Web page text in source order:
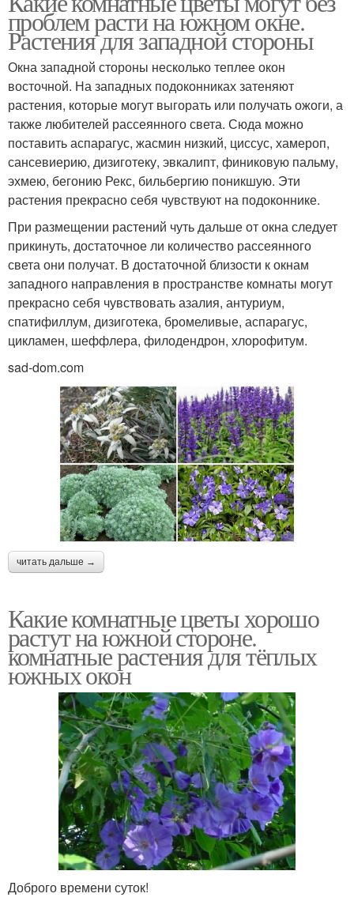
проблем расти на южном окне.
Растения для западной стороны
Окна западной стороны несколько теплее окон
восточной. На западных подоконниках затеняют
растения, которые могут выгорать или получать ожоги, а
также любителей рассеянного света. Сюда можно
поставить аспарагус, жасмин низкий, циссус, хамероп,
сансевиерию, дизиготеку, эвкалипт, финиковую пальму,
эхмею, бегонию Рекс, бильбергию поникшую. Эти
растения прекрасно себя чувствуют на подоконнике.
При размещении растений чуть дальше от окна следует
прикинуть, достаточное ли количество рассеянного
света они получат. В достаточной близости к окнам
западного направления в пространстве комнаты могут
прекрасно себя чувствовать азалия, антуриум,
спатифиллум, дизиготека, бромеливые, аспарагус,
цикламен, шеффлера, филодендрон, хлорофитум.
sad-dom.com
читать дальше →
Какие комнатные цветы хорошо
растут на южной стороне.
комнатные растения для тёплых
южных окон
Доброго времени суток!